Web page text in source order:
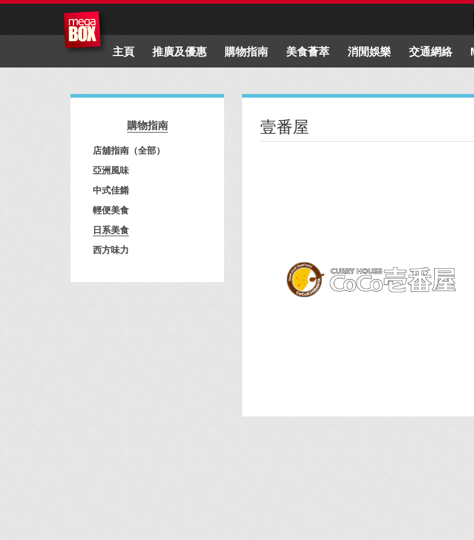
主頁 推廣及優惠 購物指南 美食薈萃 消閒娛樂 交通網絡
購物指南
店舖指南（全部）
亞洲風味
中式佳餚
輕便美食
日系美食
西方味力
壹番屋